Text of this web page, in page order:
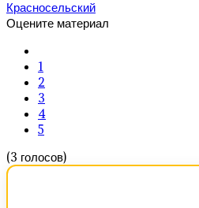
Красносельский
Оцените материал
1
2
3
4
5
(3 голосов)